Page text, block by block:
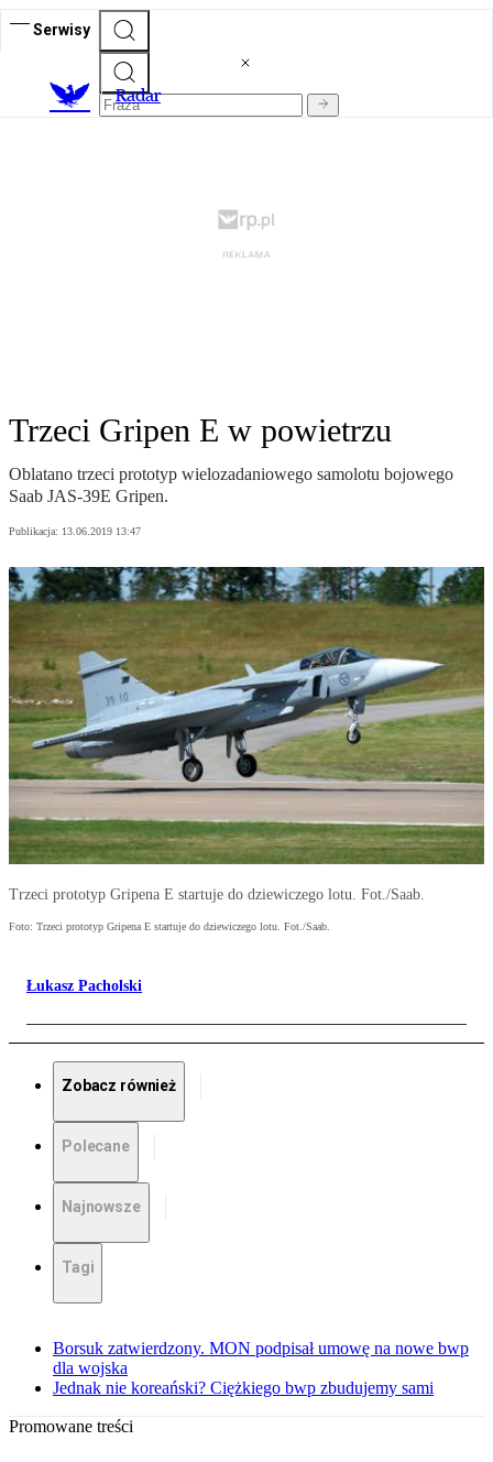
Serwisy
Radar
Trzeci Gripen E w powietrzu
Oblatano trzeci prototyp wielozadaniowego samolotu bojowego
Saab JAS-39E Gripen.
Publikacja: 13.06.2019 13:47
Trzeci prototyp Gripena E startuje do dziewiczego lotu. Fot./Saab.
Foto: Trzeci prototyp Gripena E startuje do dziewiczego lotu. Fot./Saab.
Łukasz Pacholski
Zobacz również
Polecane
Najnowsze
Tagi
Borsuk zatwierdzony. MON podpisał umowę na nowe bwp
dla wojska
Jednak nie koreański? Ciężkiego bwp zbudujemy sami
Promowane treści